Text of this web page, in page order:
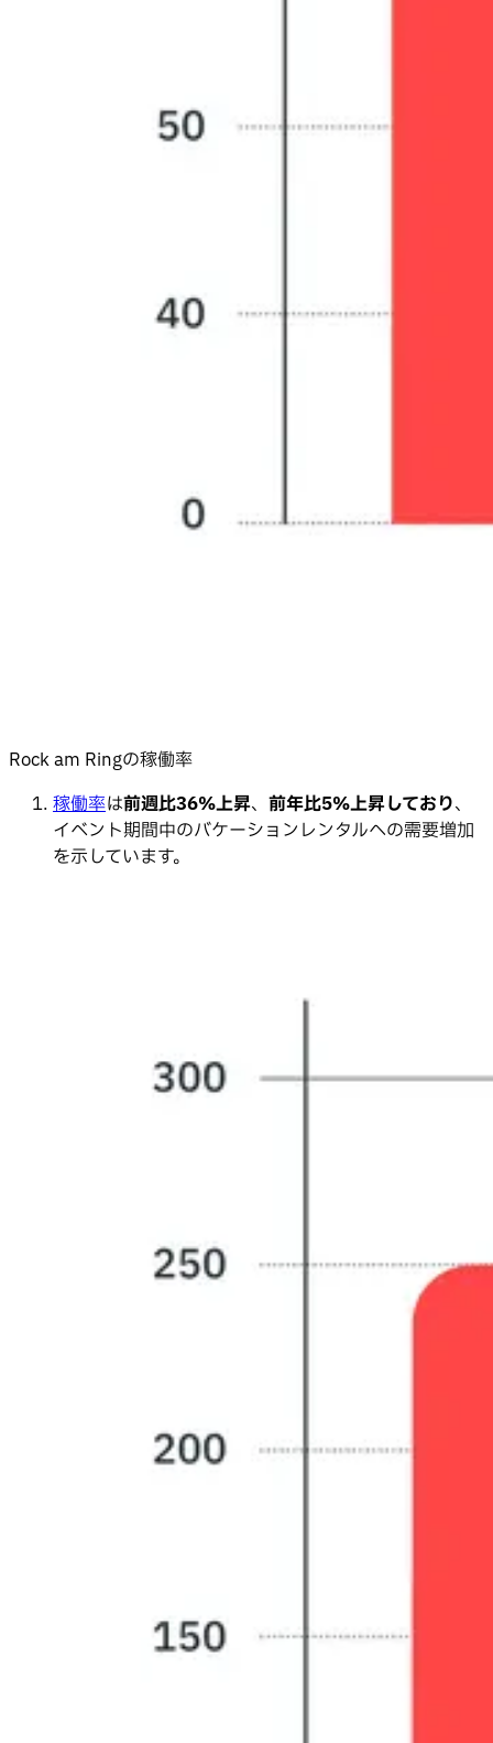
Rock am Ringの稼働率
稼働率は前週比36%上昇、 前年比5%上昇しており、
イベント期間中のバケーションレンタルへの需要増加
を示しています。